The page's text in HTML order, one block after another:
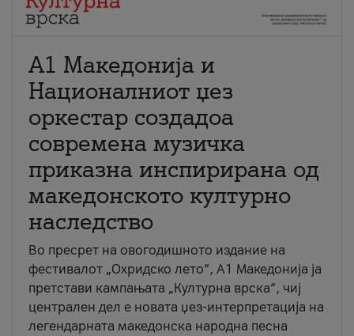
А1 Македонија и
Националниот џез
оркестар создадоа
современа музичка
приказна инспирирана од
македонското културно
наследство
Во пресрет на овогодишното издание на
фестивалот „Охридско лето“, А1 Македонија ја
претстави кампањата „Културна врска“, чиј
централен дел е новата џез-интерпретација на
легендарната македонска народна песна